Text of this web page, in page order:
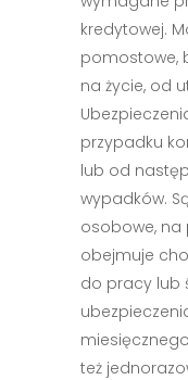
kredytowej.
pomostowe,
na życie, od
przypadku
lub od
wypadków.
osobowe, na
obejmuje
do pracy lub
też